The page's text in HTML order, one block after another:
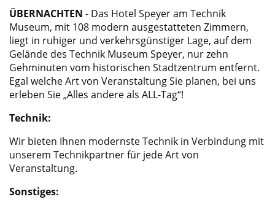
ÜBERNACHTEN - Das Hotel Speyer am Technik
Museum, mit 108 modern ausgestatteten Zimmern,
liegt in ruhiger und verkehrsgünstiger Lage, auf dem
Gelände des Technik Museum Speyer, nur zehn
Gehminuten vom historischen Stadtzentrum entfernt.
Egal welche Art von Veranstaltung Sie planen, bei uns
erleben Sie „Alles andere als ALL-Tag“!
Technik:
Wir bieten Ihnen modernste Technik in Verbindung mit
unserem Technikpartner für jede Art von
Veranstaltung.
Sonstiges: